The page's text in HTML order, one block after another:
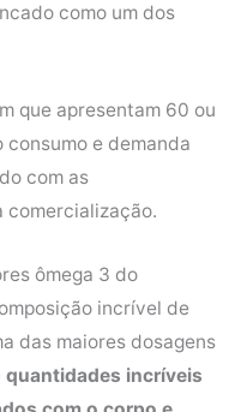
como um dos
que apresentam 60 ou
e demanda
com as
comercialização.
ômega 3 do
incrível de
das maiores dosagens
incríveis